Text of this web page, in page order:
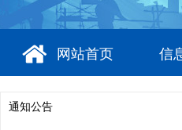
网站首页 信
通知公告